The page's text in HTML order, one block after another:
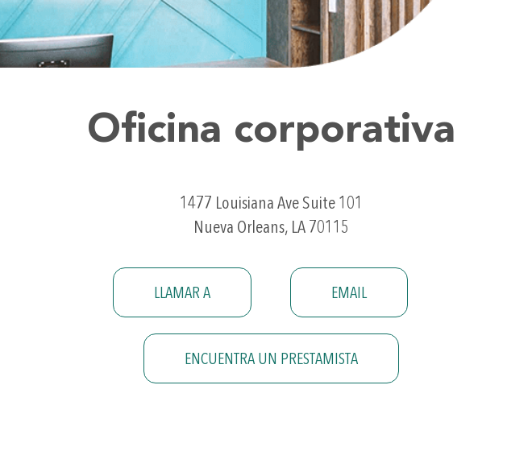
Oficina corporativa
1477 Louisiana Ave Suite 101
Nueva Orleans, LA 70115
LLAMAR A EMAIL
ENCUENTRA UN PRESTAMISTA